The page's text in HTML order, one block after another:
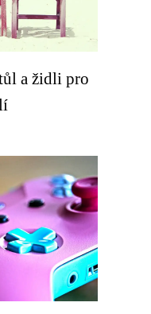
a židli pro